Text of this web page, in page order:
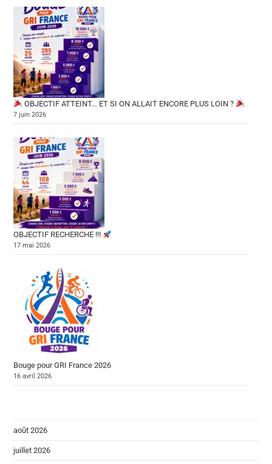
OBJECTIF ATTEINT… ET SI ON ALLAIT ENCORE PLUS LOIN ?
7 juin 2026
OBJECTIF RECHERCHE !!!
17 mai 2026
Bouge pour GRI France 2026
16 avril 2026
août 2026
juillet 2026